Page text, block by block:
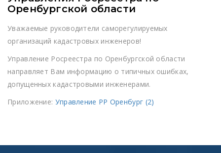
Оренбургской области
Уважаемые руководители саморегулируемых
организаций кадастровых инженеров!
Управление Росреестра по Оренбургской области
направляет Вам информацию о типичных ошибках,
допущенных кадастровыми инженерами.
Приложение: Управление РР Оренбург (2)